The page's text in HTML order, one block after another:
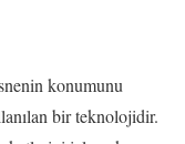
konumunu
bir teknolojidir.